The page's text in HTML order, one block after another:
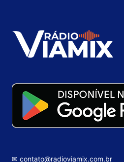
✉ contato@radioviamix.com.br